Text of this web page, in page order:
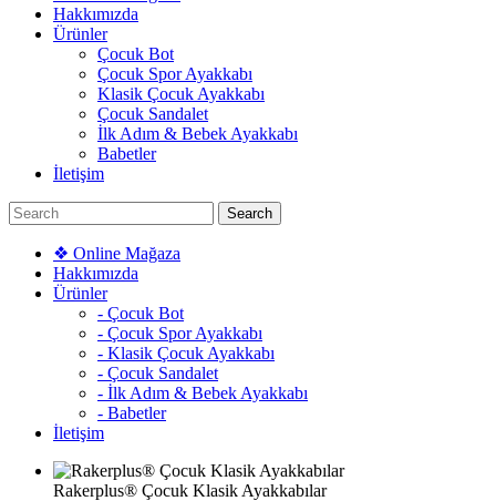
Hakkımızda
Ürünler
Çocuk Bot
Çocuk Spor Ayakkabı
Klasik Çocuk Ayakkabı
Çocuk Sandalet
İlk Adım & Bebek Ayakkabı
Babetler
İletişim
❖ Online Mağaza
Hakkımızda
Ürünler
- Çocuk Bot
- Çocuk Spor Ayakkabı
- Klasik Çocuk Ayakkabı
- Çocuk Sandalet
- İlk Adım & Bebek Ayakkabı
- Babetler
İletişim
Rakerplus® Çocuk Klasik Ayakkabılar